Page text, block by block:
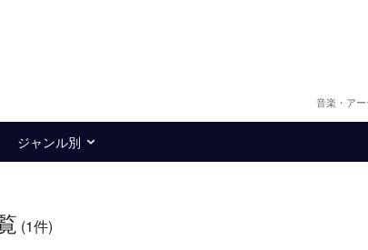
音楽・ア
ジャンル別
(1件)